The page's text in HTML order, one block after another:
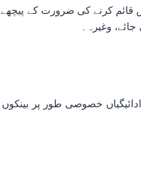
قائم کرنے کی ضرورت کے پیچھے
وغیرہ۔